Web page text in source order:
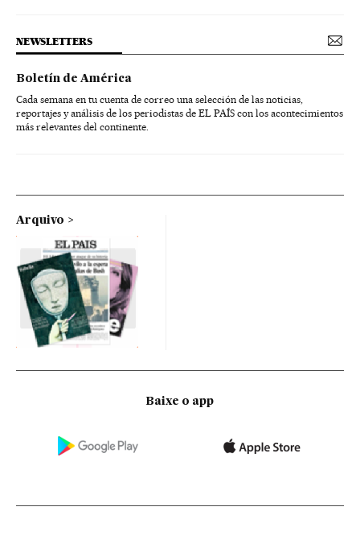
NEWSLETTERS
Boletín de América
Cada semana en tu cuenta de correo una selección de las noticias,
reportajes y análisis de los periodistas de EL PAÍS con los acontecimientos
más relevantes del continente.
Arquivo
Baixe o app